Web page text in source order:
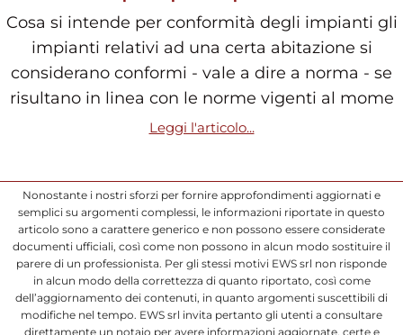
Cosa si intende per conformità degli impianti gli
impianti relativi ad una certa abitazione si
considerano conformi - vale a dire a norma - se
risultano in linea con le norme vigenti al mome
Leggi l'articolo...
Nonostante i nostri sforzi per fornire approfondimenti aggiornati e
semplici su argomenti complessi, le informazioni riportate in questo
articolo sono a carattere generico e non possono essere considerate
documenti ufficiali, così come non possono in alcun modo sostituire il
parere di un professionista. Per gli stessi motivi EWS srl non risponde
in alcun modo della correttezza di quanto riportato, così come
dell’aggiornamento dei contenuti, in quanto argomenti suscettibili di
modifiche nel tempo. EWS srl invita pertanto gli utenti a consultare
direttamente un notaio per avere informazioni aggiornate, certe e